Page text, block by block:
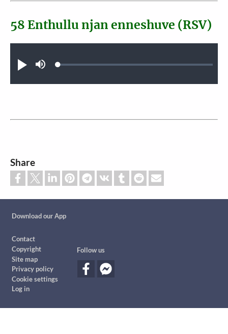
Play MuteLoaded:
58 Enthullu njan enneshuve (RSV)
Share
Download our App
Footer
Contact
Copyright
Site map
Privacy policy
Cookie settings
Log in
Follow us